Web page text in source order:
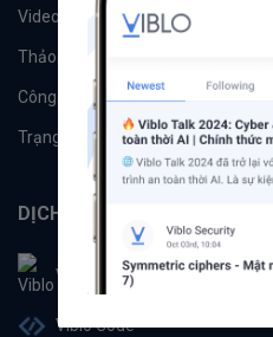
Videos
Thảo luận
Công cụ
Trạng thái hệ thống
DỊCH VỤ
Viblo
Viblo Code